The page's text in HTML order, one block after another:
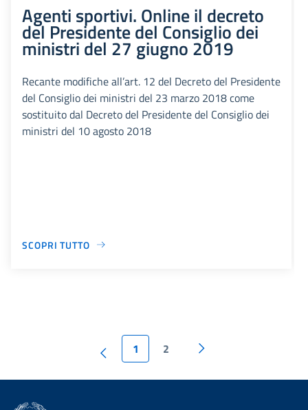
Agenti sportivi. Online il decreto
del Presidente del Consiglio dei
ministri del 27 giugno 2019
Recante modifiche all’art. 12 del Decreto del Presidente
del Consiglio dei ministri del 23 marzo 2018 come
sostituito dal Decreto del Presidente del Consiglio dei
ministri del 10 agosto 2018
SCOPRI TUTTO
1 2